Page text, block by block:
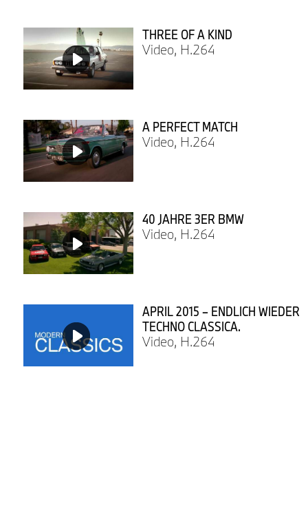
THREE OF A KIND
Video, H.264
A PERFECT MATCH
Video, H.264
40 JAHRE 3ER BMW
Video, H.264
APRIL 2015 – ENDLICH WIEDER
TECHNO CLASSICA.
Video, H.264